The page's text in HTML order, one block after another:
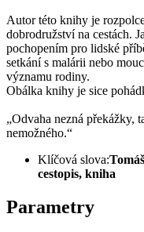
Autor této knihy je
dobrodružství na cestách.
pochopením pro lidské
setkání s malárii nebo
významu rodiny.
Obálka knihy je sice
„Odvaha nezná překážky,
nemožného.“
Klíčová slova:
cestopis, kniha
Parametry